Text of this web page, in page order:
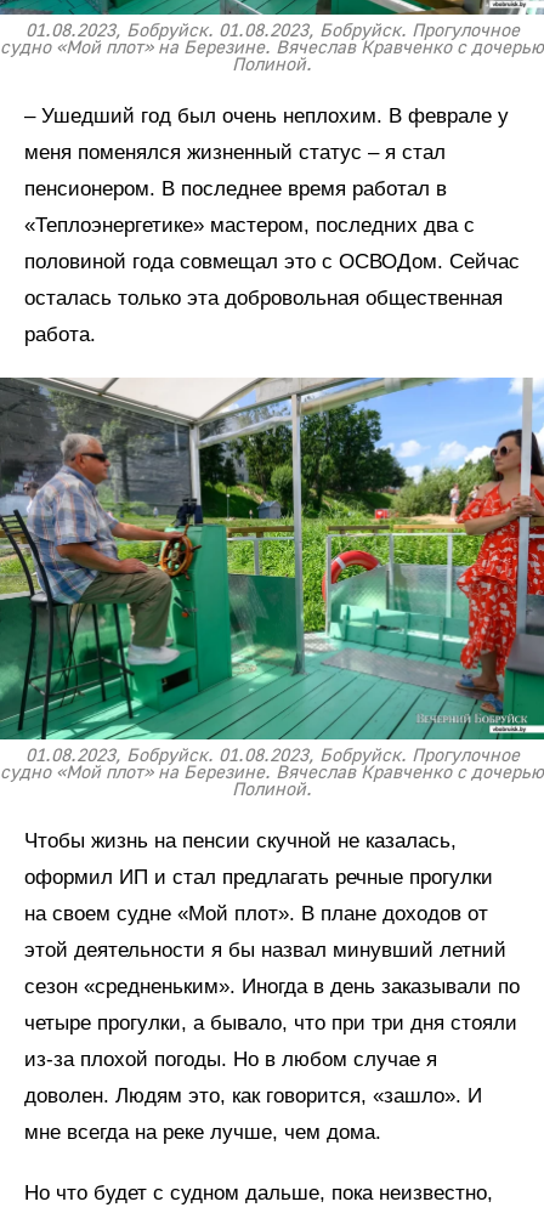
01.08.2023, Бобруйск. 01.08.2023, Бобруйск. Прогулочное
судно «Мой плот» на Березине. Вячеслав Кравченко с дочерью
Полиной.
– Ушедший год был очень неплохим. В феврале у
меня поменялся жизненный статус – я стал
пенсионером. В последнее время работал в
«Теплоэнергетике» мастером, последних два с
половиной года совмещал это с ОСВОДом. Сейчас
осталась только эта добровольная общественная
работа.
01.08.2023, Бобруйск. 01.08.2023, Бобруйск. Прогулочное
судно «Мой плот» на Березине. Вячеслав Кравченко с дочерью
Полиной.
Чтобы жизнь на пенсии скучной не казалась,
оформил ИП и стал предлагать речные прогулки
на своем судне «Мой плот». В плане доходов от
этой деятельности я бы назвал минувший летний
сезон «средненьким». Иногда в день заказывали по
четыре прогулки, а бывало, что при три дня стояли
из-за плохой погоды. Но в любом случае я
доволен. Людям это, как говорится, «зашло». И
мне всегда на реке лучше, чем дома.
Но что будет с судном дальше, пока неизвестно,